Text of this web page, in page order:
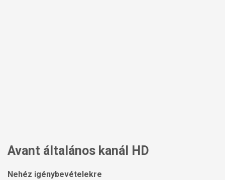
Avant általános kanál HD
Nehéz igénybevételekre